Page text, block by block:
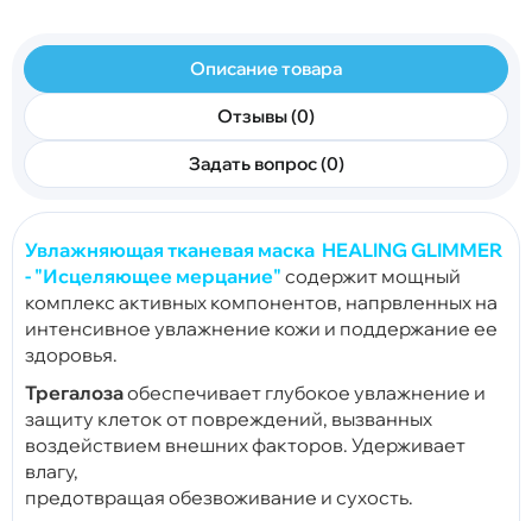
Описание товара
Отзывы (0)
Задать вопрос (0)
Увлажняющая тканевая маска HEALING GLIMMER
- "Исцеляющее мерцание" содержит мощный
комплекс активных компонентов, напрвленных на
интенсивное увлажнение кожи и поддержание ее
здоровья.
Трегалозаобеспечивает глубокое увлажнение и
защиту клеток от повреждений, вызванных
воздействием внешних факторов. Удерживает
влагу,
предотвращая обезвоживание и сухость.